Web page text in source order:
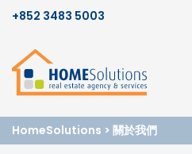
+852 3483 5003
HomeSolutions > 關於我們